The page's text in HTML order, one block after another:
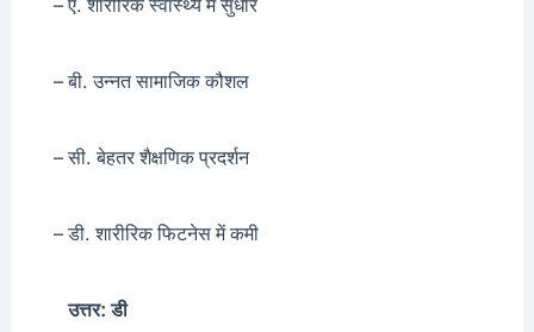
– ए. शारीरिक स्वास्थ्य में सुधार
– बी. उन्नत सामाजिक कौशल
– सी. बेहतर शैक्षणिक प्रदर्शन
– डी. शारीरिक फिटनेस में कमी
उत्तर: डी